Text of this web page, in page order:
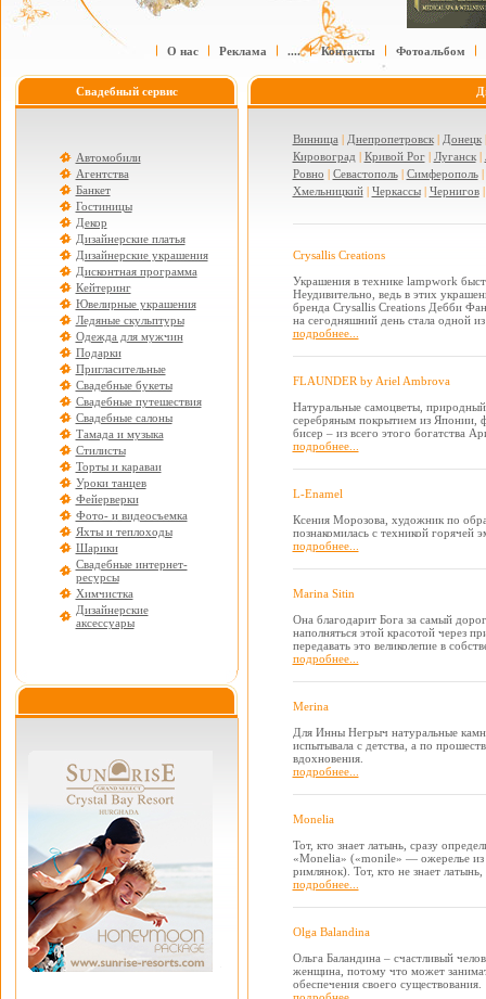
О нас Реклама .... Контакты Фотоальбом
Свадебный сервис
Автомобили
Агентства
Банкет
Гостиницы
Декор
Дизайнерские платья
Дизайнерские украшения
Дисконтная программа
Кейтеринг
Ювелирные украшения
Ледяные скульптуры
Одежда для мужчин
Подарки
Пригласительные
Свадебные букеты
Свадебные путешествия
Свадебные салоны
Тамада и музыка
Стилисты
Торты и караваи
Уроки танцев
Фейерверки
Фото- и видеосъемка
Яхты и теплоходы
Шарики
Свадебные интернет-
ресурсы
Химчистка
Дизайнерские
аксессуары
Винница | Днепропетровск| Донецк
Кировоград | Кривой Рог| Луганск|
Ровно | Севастополь| Симферополь|
Хмельницкий| Черкассы| Чернигов
Crysallis Creations
Украшения в технике lampwork
Неудивительно, ведь в этих
бренда Crysallis Creations Дебби
на сегодняшний день стала одной
подробнее...
FLAUNDER by Ariel Ambrova
Натуральные самоцветы,
серебряным покрытием из Японии,
бисер – из всего этого богатства
подробнее...
L-Enamel
Ксения Морозова, художник по
познакомилась с техникой
подробнее...
Marina Sitin
Она благодарит Бога за самый
наполняться этой красотой через
передавать это великолепие в
подробнее...
Merina
Для Инны Негрыч натуральные
испытывала с детства, а по
вдохновения.
подробнее...
Monelia
Тот, кто знает латынь, сразу
«Monelia» («monile» — ожерелье из
римлянок). Тот, кто не знает
подробнее...
Olga Balandina
Ольга Баландина – счастливый
женщина, потому что может
обеспечения своего существования.